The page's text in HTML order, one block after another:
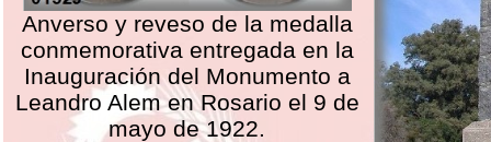
Anverso y reveso de la medalla
conmemorativa entregada en la
Inauguración del Monumento a
Leandro Alem en Rosario el 9 de
mayo de 1922.